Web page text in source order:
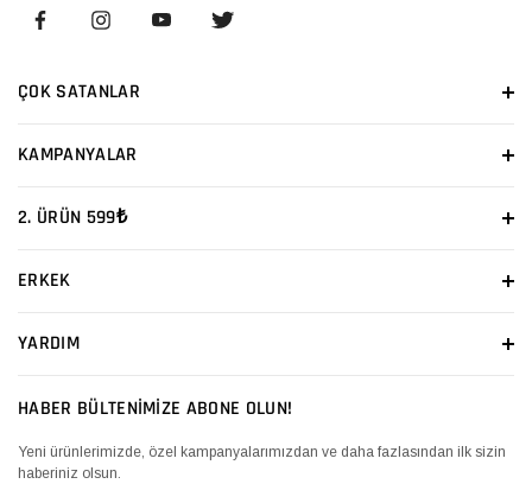
ÇOK SATANLAR
KAMPANYALAR
2. ÜRÜN 599₺
ERKEK
YARDIM
HABER BÜLTENİMİZE ABONE OLUN!
Yeni ürünlerimizde, özel kampanyalarımızdan ve daha fazlasından ilk sizin
haberiniz olsun.